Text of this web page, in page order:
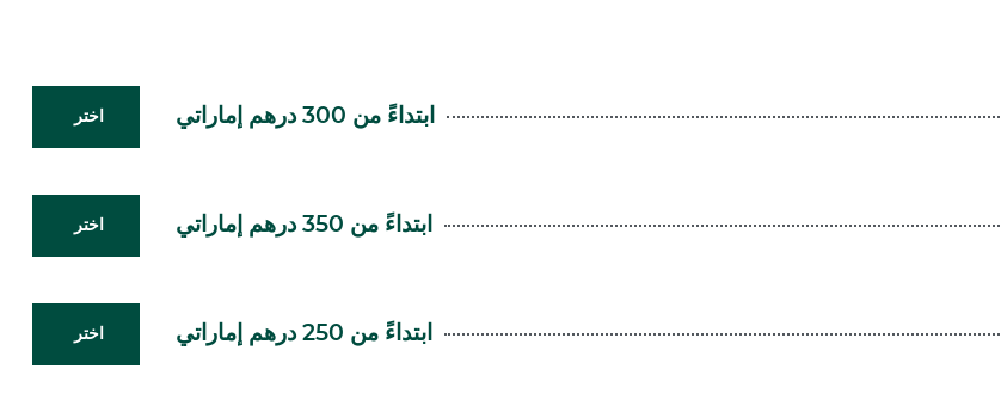
ابتداءً من 300 درهم إماراتي اختر
ابتداءً من 350 درهم إماراتي اختر
ابتداءً من 250 درهم إماراتي اختر